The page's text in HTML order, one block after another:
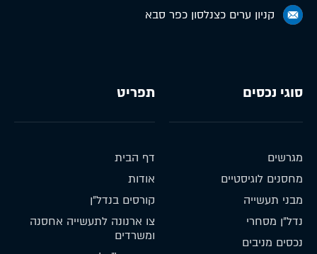
תפריט
דף הבית
אודות
קורסים בנדל״ן
צו ארנונה לתעשייה אחסנה
ומשרדים
סוגי נכסים
מגרשים
מחסנים לוגיסטיים
מבני תעשייה
נדל״ן מסחרי
נכסים מניבים
קניון ערים כצנלסון כפר סבא